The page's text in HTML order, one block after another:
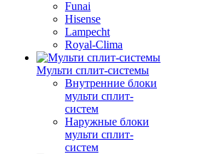
Funai
Hisense
Lampecht
Royal-Clima
Мульти сплит-системы
Внутренние блоки
мульти сплит-
систем
Наружные блоки
мульти сплит-
систем